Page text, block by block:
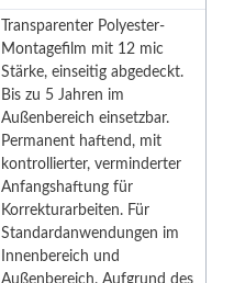
Transparenter Polyester-
Montagefilm mit 12 mic
Stärke, einseitig abgedeckt.
Bis zu 5 Jahren im
Außenbereich einsetzbar.
Permanent haftend, mit
kontrollierter, verminderter
Anfangshaftung für
Korrekturarbeiten. Für
Standardanwendungen im
Innenbereich und
Außenbereich. Aufgrund des